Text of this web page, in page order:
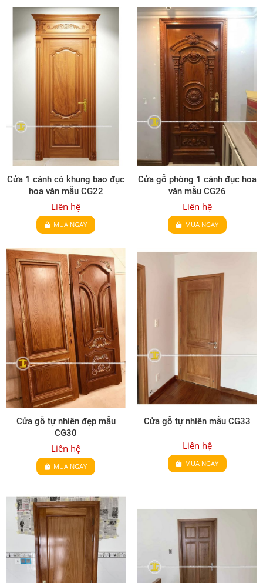
Cửa 1 cánh có khung bao đục
hoa văn mẫu CG22
Liên hệ
MUA NGAY
Cửa gỗ phòng 1 cánh đục hoa
văn mẫu CG26
Liên hệ
MUA NGAY
Cửa gỗ tự nhiên đẹp mẫu
CG30
Liên hệ
MUA NGAY
Cửa gỗ tự nhiên mẫu CG33
Liên hệ
MUA NGAY